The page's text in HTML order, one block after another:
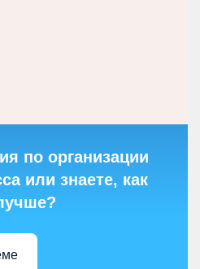
по организации
или знаете, как